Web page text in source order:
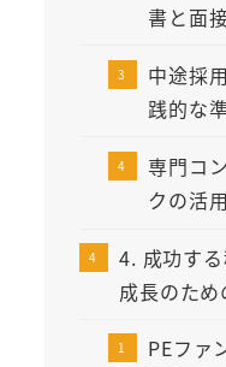
書と面
中途採
践的な
専門コ
クの活
4. 成功す
成長のた
PEファ